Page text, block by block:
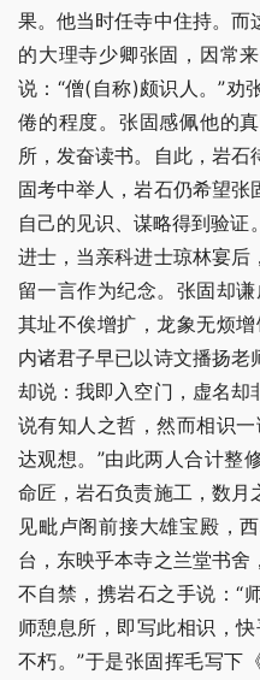
果。他当时任寺中住持。而
的大理寺少卿张固，因常
说：“僧(自称)颇识人。”劝
倦的程度。张固感佩他的
所，发奋读书。自此，岩
固考中举人，岩石仍希望
自己的见识、谋略得到验
进士，当亲科进士琼林宴后
留一言作为纪念。张固却
其址不俟增扩，龙象无烦
内诸君子早已以诗文播扬
却说：我即入空门，虚名却
说有知人之哲，然而相识
达观想。”由此两人合计整
命匠，岩石负责施工，数月
见毗卢阁前接大雄宝殿，
台，东映乎本寺之兰堂书
不自禁，携岩石之手说：“
师憩息所，即写此相识，
不朽。”于是张固挥毛写下